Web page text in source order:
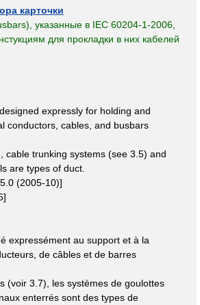
карточки
указанные в IEC 60204-1-2006,
для прокладки в них кабелей
expressly for holding and
conductors, cables, and busbars
cable trunking systems (see 3.5) and
are types of duct.
(2005-10)]
expressément au support et à la
de câbles et de barres
(voir 3.7), les systèmes de goulottes
enterrés sont des types de